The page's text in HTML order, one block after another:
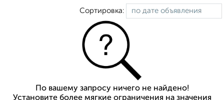
Сортировка:
По вашему запросу ничего не найдено!
Установите более мягкие ограничения на значения